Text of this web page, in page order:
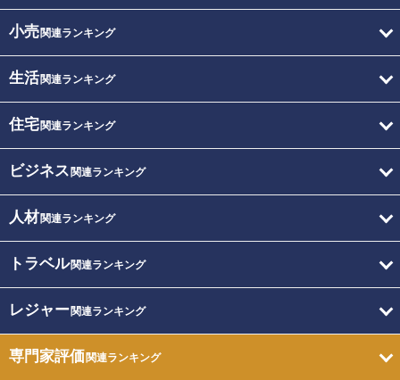
小売関連ランキング
生活関連ランキング
住宅関連ランキング
ビジネス 関連ランキング
人材関連ランキング
トラベル関連ランキング
レジャー関連ランキング
専門家評価関連ランキング